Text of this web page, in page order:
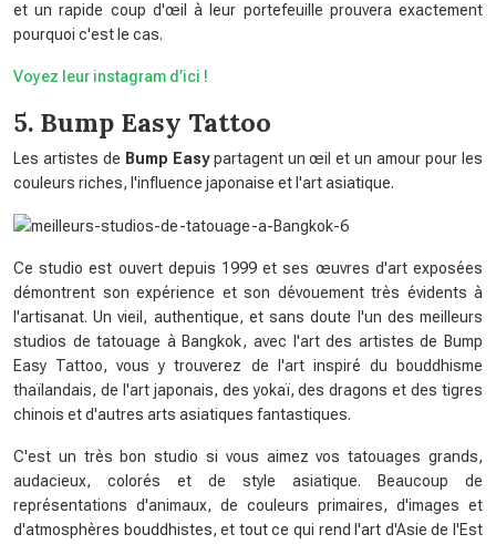
et un rapide coup d'œil à leur portefeuille prouvera exactement
pourquoi c'est le cas.
Voyez leur instagram d’ici !
5. Bump Easy Tattoo
Les artistes de Bump Easypartagent un œil et un amour pour les
couleurs riches, l'influence japonaise et l'art asiatique.
Ce studio est ouvert depuis 1999 et ses œuvres d'art exposées
démontrent son expérience et son dévouement très évidents à
l'artisanat. Un vieil, authentique, et sans doute l'un des meilleurs
studios de tatouage à Bangkok, avec l'art des artistes de Bump
Easy Tattoo, vous y trouverez de l'art inspiré du bouddhisme
thaïlandais, de l'art japonais, des yokaï, des dragons et des tigres
chinois et d'autres arts asiatiques fantastiques.
C'est un très bon studio si vous aimez vos tatouages ​​grands,
audacieux, colorés et de style asiatique. Beaucoup de
représentations d'animaux, de couleurs primaires, d'images et
d'atmosphères bouddhistes, et tout ce qui rend l'art d'Asie de l'Est